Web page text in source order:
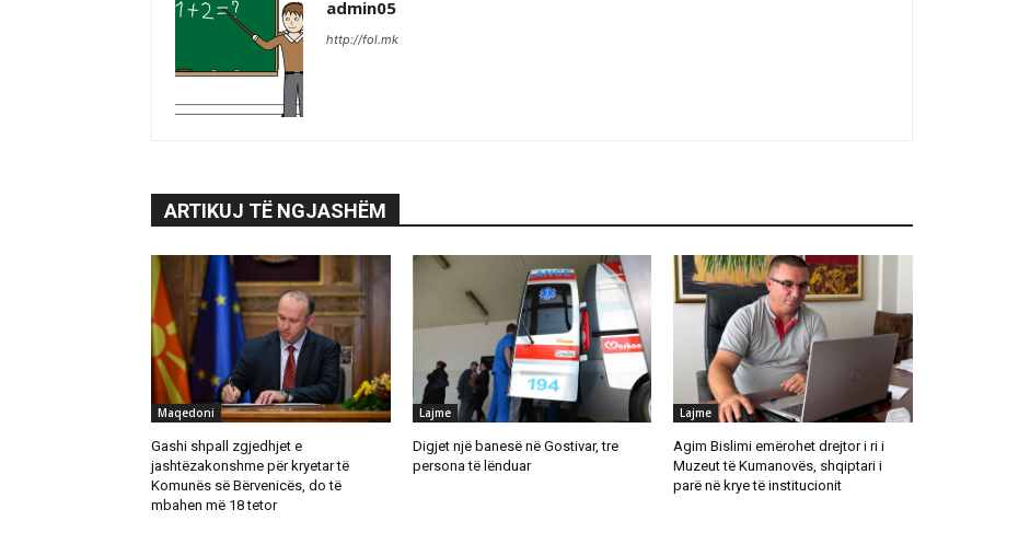
admin05
http://fol.mk
ARTIKUJ TË NGJASHËM
Maqedoni
Gashi shpall zgjedhjet e
jashtëzakonshme për kryetar të
Komunës së Bërvenicës, do të
mbahen më 18 tetor
Lajme
Digjet një banesë në Gostivar, tre
persona të lënduar
Lajme
Agim Bislimi emërohet drejtor i ri i
Muzeut të Kumanovës, shqiptari i
parë në krye të institucionit